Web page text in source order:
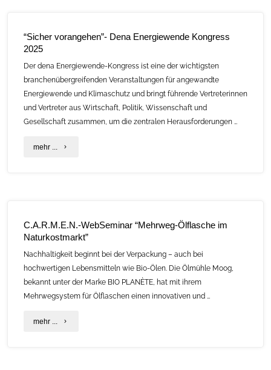
Salvador,
Honduras
“Sicher vorangehen”- Dena Energiewende Kongress
2025
Der dena Energiewende-Kongress ist eine der wichtigsten
branchenübergreifenden Veranstaltungen für angewandte
Energiewende und Klimaschutz und bringt führende Vertreterinnen
und Vertreter aus Wirtschaft, Politik, Wissenschaft und
Gesellschaft zusammen, um die zentralen Herausforderungen …
mehr ... "“Sicher
Kongress
2025"
C.A.R.M.E.N.-WebSeminar “Mehrweg-Ölflasche im
Naturkostmarkt”
Nachhaltigkeit beginnt bei der Verpackung – auch bei
hochwertigen Lebensmitteln wie Bio-Ölen. Die Ölmühle Moog,
bekannt unter der Marke BIO PLANÈTE, hat mit ihrem
Mehrwegsystem für Ölflaschen einen innovativen und …
mehr ... "C.A.R.M.E.N.-